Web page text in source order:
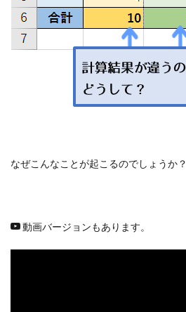
なぜこんなことが起こるのでしょうか？
動画バージョンもあります。